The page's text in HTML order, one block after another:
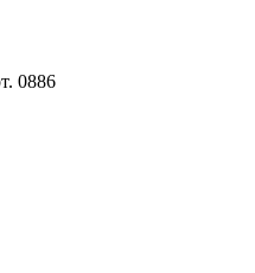
0886